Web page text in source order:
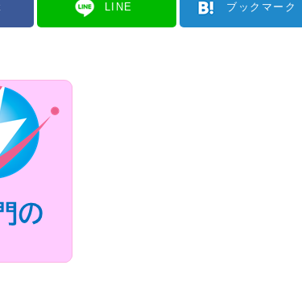
LINE ブックマーク